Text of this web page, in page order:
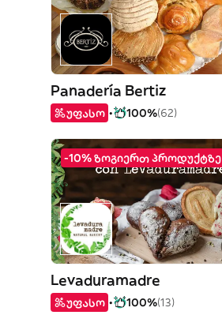
Panadería Bertiz
უფასო 100%(62)
-10% ზოგიერთ პროდუქტზე
Levaduramadre
უფასო 100%(13)